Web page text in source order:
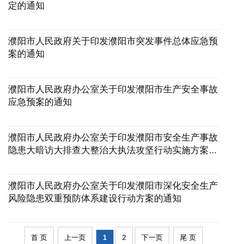
定的通知
濮阳市人民政府关于印发濮阳市突发事件总体应急预
案的通知
濮阳市人民政府办公室关于印发濮阳市生产安全事故
应急预案的通知
濮阳市人民政府办公室关于印发濮阳市安全生产事故
隐患大暗访大排查大整治大执法攻坚行动实施方案的
濮阳市人民政府办公室关于印发濮阳市深化安全生产
风险隐患双重预防体系建设行动方案的通知
首 页 上一页 1 2 下一页 尾 页